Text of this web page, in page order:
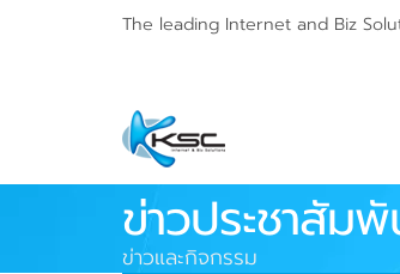
The leading Internet and Biz
ข่าวประชาสัม
ข่าวและกิจกรรม